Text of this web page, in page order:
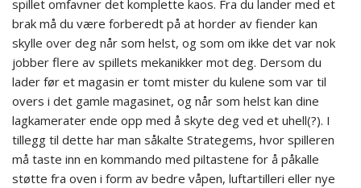
spillet omfavner det komplette kaos. Fra du lander med et
brak må du være forberedt på at horder av fiender kan
skylle over deg når som helst, og som om ikke det var nok
jobber flere av spillets mekanikker mot deg. Dersom du
lader før et magasin er tomt mister du kulene som var til
overs i det gamle magasinet, og når som helst kan dine
lagkamerater ende opp med å skyte deg ved et uhell(?). I
tillegg til dette har man såkalte Strategems, hvor spilleren
må taste inn en kommando med piltastene for å påkalle
støtte fra oven i form av bedre våpen, luftartilleri eller nye